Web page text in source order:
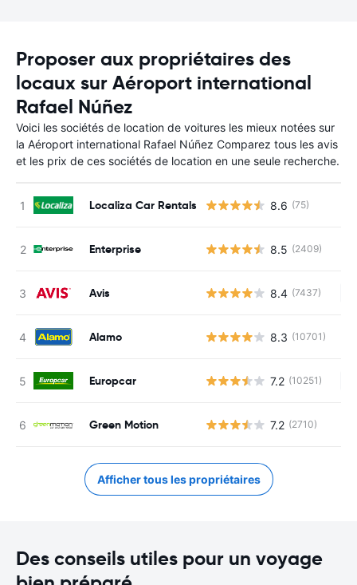
Proposer aux propriétaires des
locaux sur Aéroport international
Rafael Núñez
Voici les sociétés de location de voitures les mieux notées sur
la Aéroport international Rafael Núñez Comparez tous les avis
et les prix de ces sociétés de location en une seule recherche.
Localiza Car Rentals 8.6 (75)
Enterprise 8.5 (2409)
Avis 8.4 (7437)
Alamo 8.3 (10701)
Europcar 7.2 (10251)
Green Motion 7.2 (2710)
Afficher tous les propriétaires
Des conseils utiles pour un voyage